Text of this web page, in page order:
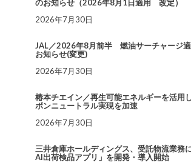
のお知らせ（2026年8月1日適用 改定）
2026年7月30日
JAL／2026年8月前半 燃油サーチャージ
お知らせ(変更)
2026年7月30日
椿本チエイン／再生可能エネルギーを活用
ボンニュートラル実現を加速
2026年7月30日
三井倉庫ホールディングス、受託物流業務
AI出荷検品アプリ」を開発・導入開始